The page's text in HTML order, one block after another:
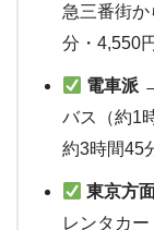
急三番街
分・4,550
電車派
バス（約1
約3時間45
東京方
レンタカー